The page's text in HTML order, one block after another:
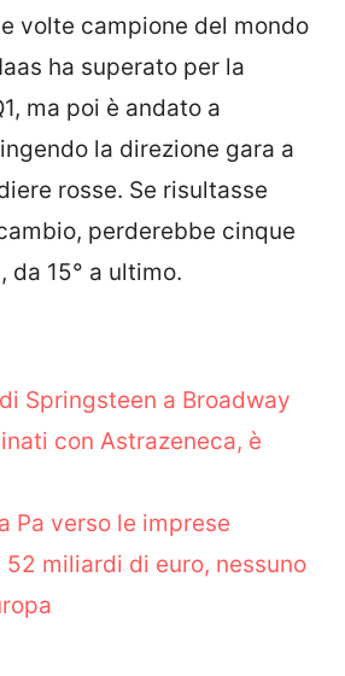
volte campione del mondo
ha superato per la
ma poi è andato a
la direzione gara a
rosse. Se risultasse
perderebbe cinque
da 15° a ultimo.
Springsteen a Broadway
con Astrazeneca, è
Pa verso le imprese
52 miliardi di euro, nessuno